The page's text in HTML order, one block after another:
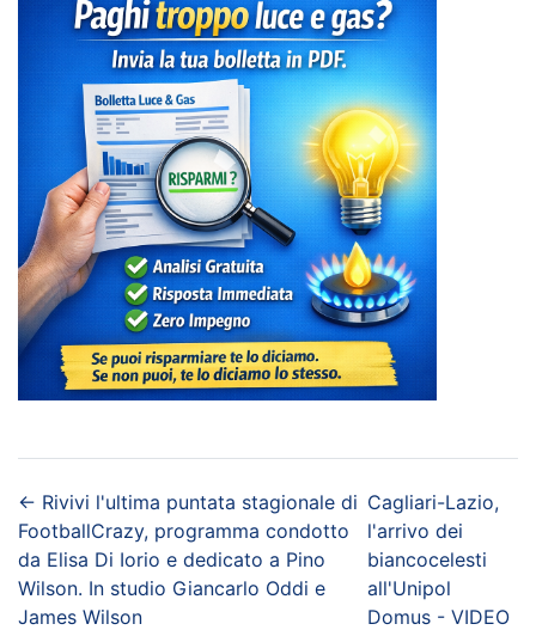
← Rivivi l'ultima puntata stagionale di
FootballCrazy, programma condotto
da Elisa Di Iorio e dedicato a Pino
Wilson. In studio Giancarlo Oddi e
James Wilson
Cagliari-Lazio,
l'arrivo dei
biancocelesti
all'Unipol
Domus - VIDEO